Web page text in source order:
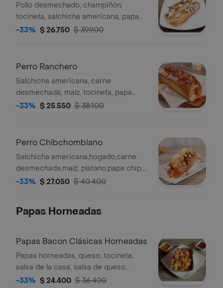
Pollo desmechado, champiñón,
tocineta, salchicha americana, papa
chip, cebolla, tártara, salsa rosada,
-33% $ 26.750 $ 39.900
Perro Ranchero
Salchicha americana, carne
desmechada, maíz, tocineta, papa
chip, cebolla, tartara, salsa rosada,
-33% $ 25.550 $ 38.100
Perro Chibchombiano
Salchicha americana,hogado,carne
desmechada,maíz, platano,papa chip,
cebolla,tartara, salsa rosada, queso,
-33% $ 27.050 $ 40.400
Papas Horneadas
Papas Bacon Clásicas Horneadas
Papas horneadas, queso, tocineta,
salsa de la casa, salsa de queso
cheddar.
-33% $ 24.400 $ 36.400